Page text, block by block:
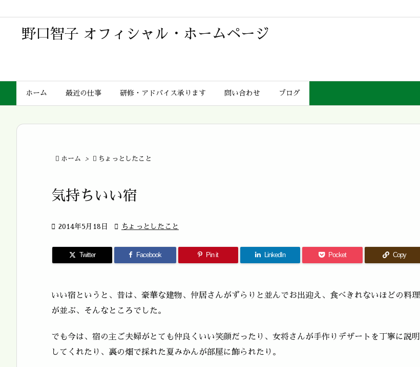
野口智子 オフィシャル・ホームページ
ホーム 最近の仕事 研修・アドバイス承ります 問い合わせ ブログ
 ホーム >  ちょっとしたこと
気持ちいい宿
 2014年5月18日  ちょっとしたこと
Twitter Facebook Pin it LinkedIn Pocket Copy
いい宿というと、昔は、豪華な建物、仲居さんがずらりと並んでお出迎え、食べきれないほどの料理
が並ぶ、そんなところでした。
でも今は、宿の主ご夫婦がとても仲良くいい笑顔だったり、女将さんが手作りデザートを丁寧に説明
してくれたり、裏の畑で採れた夏みかんが部屋に飾られたり。